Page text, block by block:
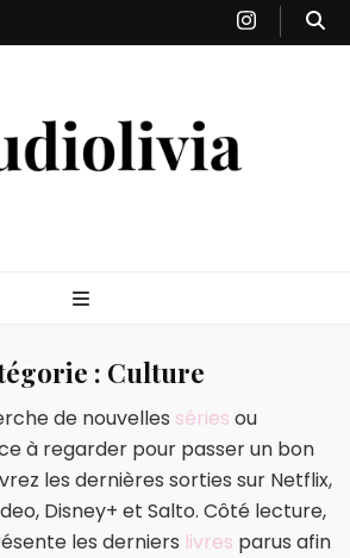
: Culture
de nouvelles séries ou
à regarder pour passer un bon
les dernières sorties sur Netflix,
Disney+ et Salto. Côté lecture,
les derniers livres parus afin